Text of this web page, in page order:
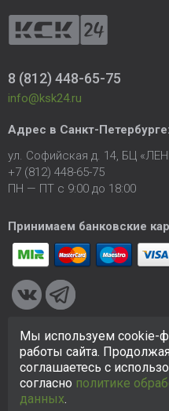
8 (812) 448-65-75
info@ksk24.ru
Адрес в Санкт-Петербурге:
ул. Софийская д. 14, БЦ
+7 (812) 448-65-75
ПН — ПТ с 9:00 до 18:00
Принимаем банковские
© 2005-2026 ООО «КСК». Сайт
исключительно в
на сайте не является
отношении персональных
Мы используем cookie-
работы сайта.
соглашаетесь с
согласно политике
данных.